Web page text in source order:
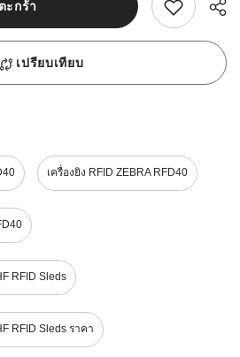
ะกร้า สนใจสิ้นค้านี้
เปรียบเทียบ
เครื่องยิง RFID ZEBRA RFD40
RFID Sleds
RFID Sleds ราคา